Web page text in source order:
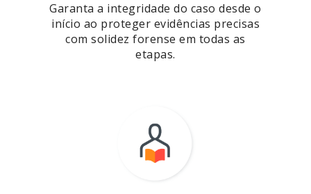
Garanta a integridade do caso desde o
início ao proteger evidências precisas
com solidez forense em todas as
etapas.